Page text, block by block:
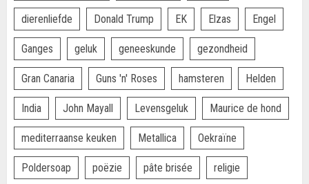
dierenliefde Donald Trump EK Elzas Engel
Ganges geluk geneeskunde gezondheid
Gran Canaria Guns 'n' Roses hamsteren Helden
India John Mayall Levensgeluk Maurice de hond
mediterraanse keuken Metallica Oekraïne
Poldersoap poëzie pâte brisée religie